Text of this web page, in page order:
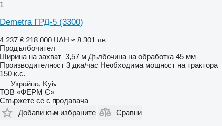
1
Demetra ГРД-5 (3300)
4 237 € 218 000 UAH ≈ 8 301 лв.
Продълбочител
Ширина на захват 3,57 м Дълбочина на обработка 45 мм
Производителност 3 дка/час Необходима мощност на трактора
150 к.с.
Украйна, Kyiv
ТОВ «ФЕРМ Є»
Свържете се с продавача
Добави към избраните
Сравни